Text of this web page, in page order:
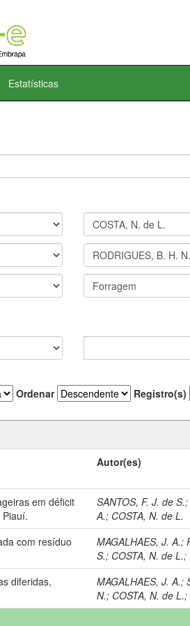
Estatísticas
Ordenar Registro(s)
Autor(es)
em déficit
SANTOS, F. J. de S.;
A.; COSTA, N. de L.
com resíduo
MAGALHAES, J. A.;
S.; COSTA, N. de L.;
diferidas,
MAGALHAES, J. A.;
N.; COSTA, N. de L.;